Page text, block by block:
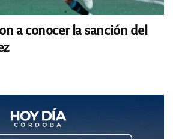
a conocer la sanción del